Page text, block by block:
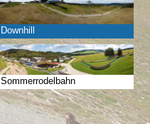
Downhill
Sommerrodelbahn